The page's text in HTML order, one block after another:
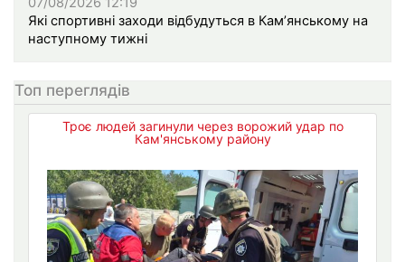
Які спортивні заходи відбудуться в Кам’янському на
наступному тижні
Топ переглядів
Троє людей загинули через ворожий удар по
Кам'янському району